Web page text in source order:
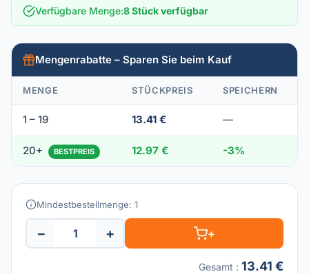
Verfügbare Menge:8 Stück verfügbar
Mengenrabatte – Sparen Sie beim Kauf
MENGE STÜCKPREIS SPEICHERN
1 – 19 13.41 € —
20+ BESTPREIS 12.97 € -3%
Mindestbestellmenge: 1
− + +
Gesamt : 13.41 €